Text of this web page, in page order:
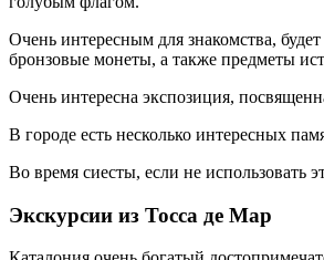
Очень интересным для знакомства,
бронзовые монеты, а также предметы
Очень интересна экспозиция,
В городе есть несколько интересных
Во время сиесты, если не использовать
Экскурсии из Тосса де Мар